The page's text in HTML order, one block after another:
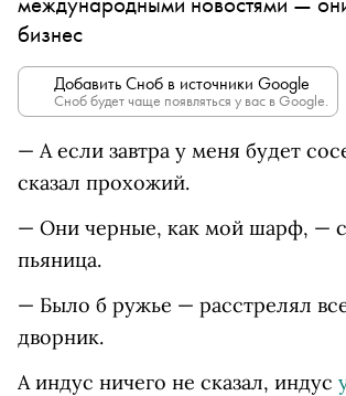
бизнес
Добавить Сноб в источники Google
Сноб будет чаще появляться у вас в Google.
— А если завтра у меня будет
сказал прохожий.
— Они черные, как мой шарф, —
пьяница.
— Было б ружье — расстрелял
дворник.
А индус ничего не сказал, индус